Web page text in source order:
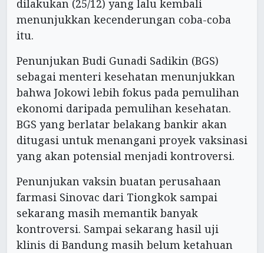
dilakukan (25/12) yang lalu kembali
menunjukkan kecenderungan coba-coba
itu.
Penunjukan Budi Gunadi Sadikin (BGS)
sebagai menteri kesehatan menunjukkan
bahwa Jokowi lebih fokus pada pemulihan
ekonomi daripada pemulihan kesehatan.
BGS yang berlatar belakang bankir akan
ditugasi untuk menangani proyek vaksinasi
yang akan potensial menjadi kontroversi.
Penunjukan vaksin buatan perusahaan
farmasi Sinovac dari Tiongkok sampai
sekarang masih memantik banyak
kontroversi. Sampai sekarang hasil uji
klinis di Bandung masih belum ketahuan